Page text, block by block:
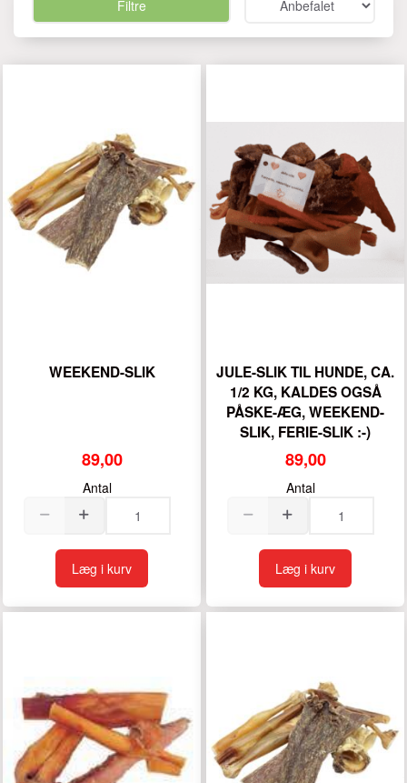
Filtre
WEEKEND-SLIK
89,00
Antal
Læg i kurv
JULE-SLIK TIL HUNDE, CA.
1/2 KG, KALDES OGSÅ
PÅSKE-ÆG, WEEKEND-
SLIK, FERIE-SLIK :-)
89,00
Antal
Læg i kurv